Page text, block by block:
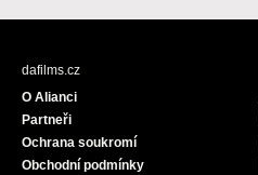
c
s
dafilms.cz
O Alianci
Partneři
Ochrana soukromí
Obchodní podmínky